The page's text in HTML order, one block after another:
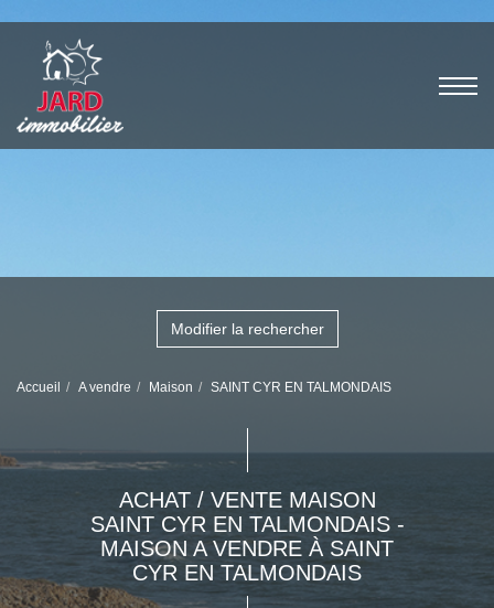
Modifier la rechercher
Accueil A vendre Maison SAINT CYR EN TALMONDAIS
ACHAT / VENTE MAISON
SAINT CYR EN TALMONDAIS -
MAISON A VENDRE À SAINT
CYR EN TALMONDAIS